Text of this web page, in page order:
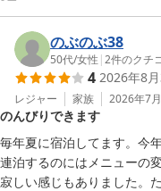
のぶのぶ38
50代/女性 |2件のクチ
4 2026年8
レジャー 家族 2026年7月
のんびりできます
毎年夏に宿泊してます。今
連泊するのにはメニューの
寂しい感じもありました。